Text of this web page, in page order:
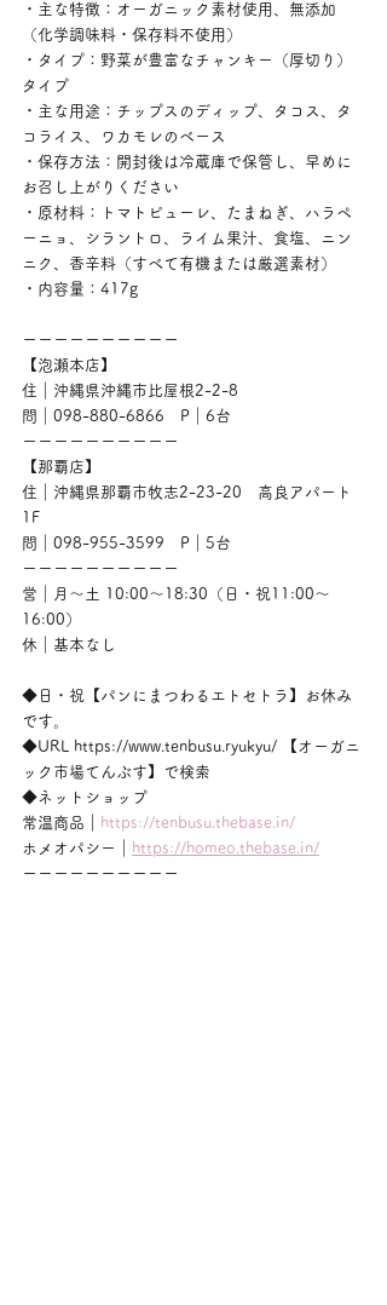
・主な特徴：オーガニック素材使用、無添加
（化学調味料・保存料不使用）
・タイプ：野菜が豊富なチャンキー（厚切り）
タイプ
・主な用途：チップスのディップ、タコス、タ
コライス、ワカモレのベース
・保存方法：開封後は冷蔵庫で保管し、早めに
お召し上がりください
・原材料：トマトピューレ、たまねぎ、ハラペ
ーニョ、シラントロ、ライム果汁、食塩、ニン
ニク、香辛料（すべて有機または厳選素材）
・内容量：417g
ーーーーーーーーーー
【泡瀬本店】
住｜沖縄県沖縄市比屋根2-2-8
問｜098-880-6866　P｜6台
ーーーーーーーーーー
【那覇店】
住｜沖縄県那覇市牧志2-23-20　高良アパート
1F
問｜098-955-3599　P｜5台
ーーーーーーーーーー
営｜月〜土 10:00〜18:30（日・祝11:00〜
16:00）
休｜基本なし
◆日・祝【パンにまつわるエトセトラ】お休み
です。
◆URL https://www.tenbusu.ryukyu/ 【オーガニ
ック市場てんぶす】で検索
◆ネットショップ
常温商品｜
https://tenbusu.thebase.in/
ホメオパシー｜
https://homeo.thebase.in/
ーーーーーーーーーー